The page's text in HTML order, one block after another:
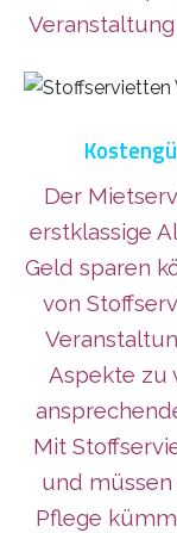
Der
erstklassige
Geld sparen
von
Aspekte zu
Mit
und
Pflege